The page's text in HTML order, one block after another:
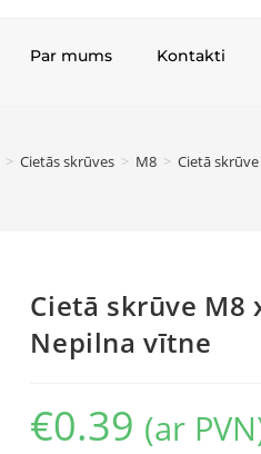
Par mums Kontakti
> Cietās skrūves > M8 > Cietā
Cietā skrūve M8
Nepilna vītne
€0.39 (ar